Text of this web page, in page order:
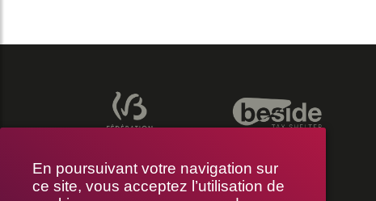
En poursuivant votre navigation sur
ce site, vous acceptez l’utilisation de